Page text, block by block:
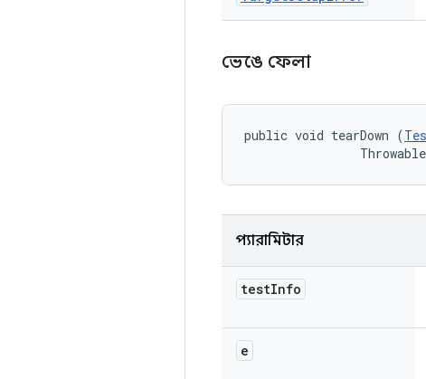
ভেঙে ফেলা
public void tearDown (
প্যারামিটার
testInfo
e